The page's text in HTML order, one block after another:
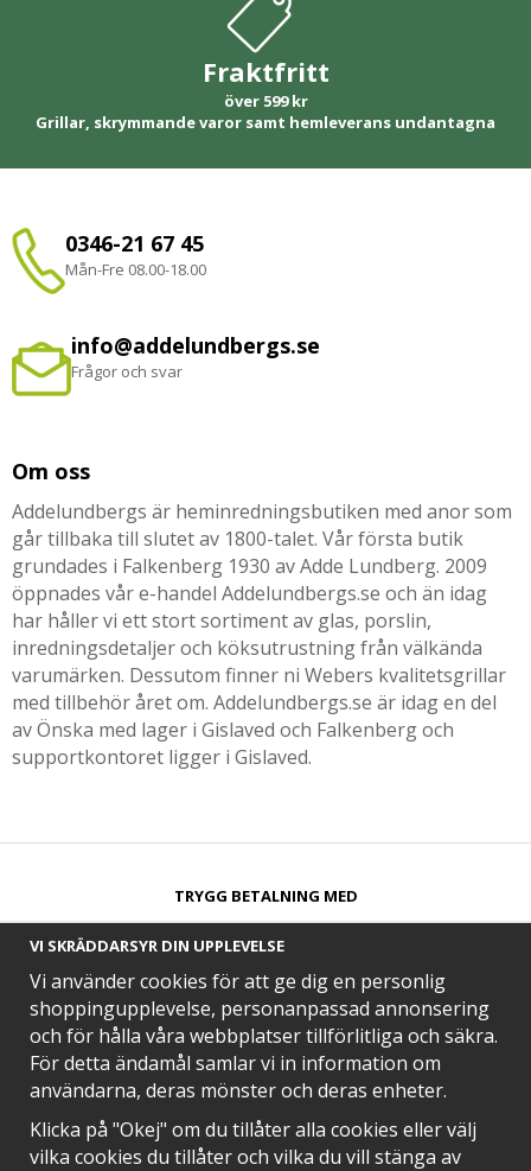
Fraktfritt
över 599 kr
Grillar, skrymmande varor samt hemleverans undantagna
0346-21 67 45
Mån-Fre 08.00-18.00
info@addelundbergs.se
Frågor och svar
Om oss
Addelundbergs är heminredningsbutiken med anor som
går tillbaka till slutet av 1800-talet. Vår första butik
grundades i Falkenberg 1930 av Adde Lundberg. 2009
öppnades vår e-handel Addelundbergs.se och än idag
har håller vi ett stort sortiment av glas, porslin,
inredningsdetaljer och köksutrustning från välkända
varumärken. Dessutom finner ni Webers kvalitetsgrillar
med tillbehör året om. Addelundbergs.se är idag en del
av Önska med lager i Gislaved och Falkenberg och
supportkontoret ligger i Gislaved.
TRYGG BETALNING MED​
SNABB LEVERANS MED
VI SKRÄDDARSYR DIN UPPLEVELSE
Vi använder cookies för att ge dig en personlig
shoppingupplevelse, personanpassad annonsering
och för hålla våra webbplatser tillförlitliga och säkra.
För detta ändamål samlar vi in information om
användarna, deras mönster och deras enheter.
Klicka på "Okej" om du tillåter alla cookies eller välj
vilka cookies du tillåter och vilka du vill stänga av